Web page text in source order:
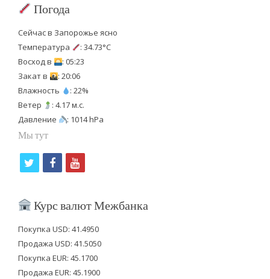
Погода
Сейчас в Запорожье ясно
Температура
: 34.73°C
Восход в
: 05:23
Закат в
: 20:06
Влажность
: 22%
Ветер
: 4.17 м.с.
Давление
: 1014 hPa
Мы тут
i
t
e
f
c
b
o
y
u
u
b
Курс валют Межбанка
Покупка USD: 41.4950
Продажа USD: 41.5050
Покупка EUR: 45.1700
Продажа EUR: 45.1900